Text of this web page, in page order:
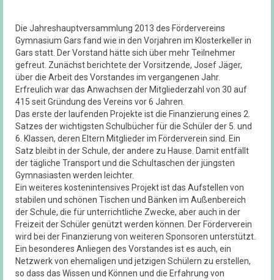
Die Jahreshauptversammlung 2013 des Fördervereins
Gymnasium Gars fand wie in den Vorjahren im Klosterkeller in
Gars statt. Der Vorstand hätte sich über mehr Teilnehmer
gefreut. Zunächst berichtete der Vorsitzende, Josef Jäger,
über die Arbeit des Vorstandes im vergangenen Jahr.
Erfreulich war das Anwachsen der Mitgliederzahl von 30 auf
415 seit Gründung des Vereins vor 6 Jahren.
Das erste der laufenden Projekte ist die Finanzierung eines 2.
Satzes der wichtigsten Schulbücher für die Schüler der 5. und
6. Klassen, deren Eltern Mitglieder im Förderverein sind. Ein
Satz bleibt in der Schule, der andere zu Hause. Damit entfällt
der tägliche Transport und die Schultaschen der jüngsten
Gymnasiasten werden leichter.
Ein weiteres kostenintensives Projekt ist das Aufstellen von
stabilen und schönen Tischen und Bänken im Außenbereich
der Schule, die für unterrichtliche Zwecke, aber auch in der
Freizeit der Schüler genützt werden können. Der Förderverein
wird bei der Finanzierung von weiteren Sponsoren unterstützt.
Ein besonderes Anliegen des Vorstandes ist es auch, ein
Netzwerk von ehemaligen und jetzigen Schülern zu erstellen,
so dass das Wissen und Können und die Erfahrung von